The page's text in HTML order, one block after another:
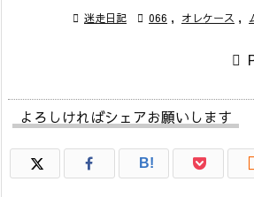
 迷走日記  066 , オレケース ,

よろしければシェアお願いします
B!